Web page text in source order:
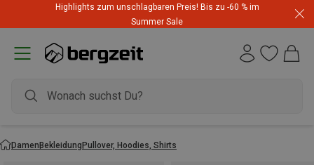
Highlights zum unschlagbaren Preis! Bis zu -60 % im
Summer Sale
DamenBekleidungPullover, Hoodies, Shirts